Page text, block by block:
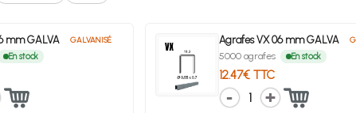
mm GALVA GALVANISÉ
En stock
Agrafes VX 06 mm GALVA
5000 agrafes En stock
12.47€ TTC
1